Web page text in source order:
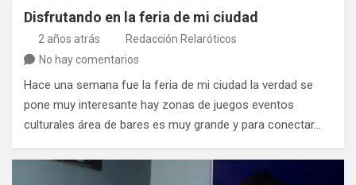
Disfrutando en la feria de mi ciudad
2 años atrás
Redacción Relaróticos
No hay comentarios
Hace una semana fue la feria de mi ciudad la verdad se
pone muy interesante hay zonas de juegos eventos
culturales área de bares es muy grande y para conectar…